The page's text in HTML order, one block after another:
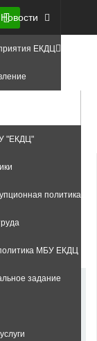
Новости
ЕКДЦ
"ЕКДЦ"
политика
МБУ ЕКДЦ
задание
—